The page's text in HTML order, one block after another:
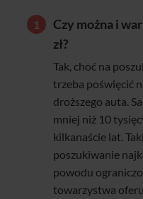
Czy można i
zł?
Tak, choć na
trzeba poświęcić
droższego auta.
mniej niż 10
kilkanaście lat.
poszukiwanie
powodu
towarzystwa